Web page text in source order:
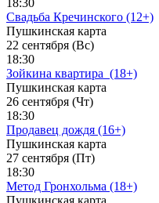
Свадьба Кречинского (12+)
Пушкинская карта
22 сентября (Вс)
18:30
Зойкина квартира_(18+)
Пушкинская карта
26 сентября (Чт)
18:30
Продавец дождя (16+)
Пушкинская карта
27 сентября (Пт)
18:30
Метод Гронхольма (18+)
Пушкинская карта